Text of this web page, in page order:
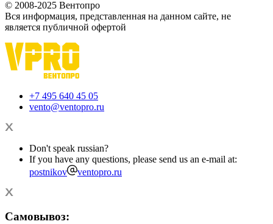
© 2008-2025 Вентопро
Вся информация, представленная на данном сайте, не
является публичной офертой
+7 495 640 45 05
vento@ventopro.ru
Don't speak russian?
If you have any questions, please send us an e-mail at:
postnikov
ventopro.ru
Самовывоз: